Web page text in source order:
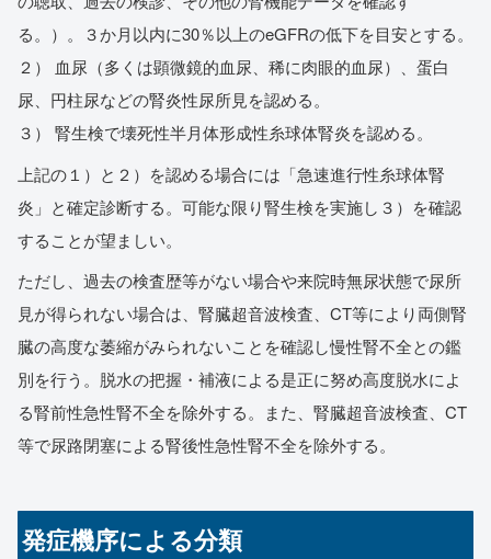
る。）。３か月以内に30％以上のeGFRの低下を目安とする。
２） 血尿（多くは顕微鏡的血尿、稀に肉眼的血尿）、蛋白
尿、円柱尿などの腎炎性尿所見を認める。
３） 腎生検で壊死性半月体形成性糸球体腎炎を認める。
上記の１）と２）を認める場合には「急速進行性糸球体腎
炎」と確定診断する。可能な限り腎生検を実施し３）を確認
することが望ましい。
ただし、過去の検査歴等がない場合や来院時無尿状態で尿所
見が得られない場合は、腎臓超音波検査、CT等により両側腎
臓の高度な萎縮がみられないことを確認し慢性腎不全との鑑
別を行う。脱水の把握・補液による是正に努め高度脱水によ
る腎前性急性腎不全を除外する。また、腎臓超音波検査、CT
等で尿路閉塞による腎後性急性腎不全を除外する。
発症機序による分類